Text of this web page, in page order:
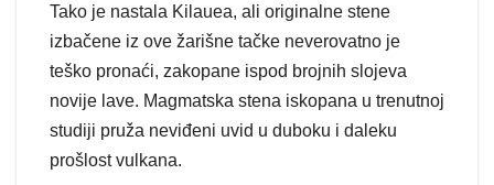
Tako je nastala Kilauea, ali originalne stene
izbačene iz ove žarišne tačke neverovatno je
teško pronaći, zakopane ispod brojnih slojeva
novije lave. Magmatska stena iskopana u trenutnoj
studiji pruža neviđeni uvid u duboku i daleku
prošlost vulkana.